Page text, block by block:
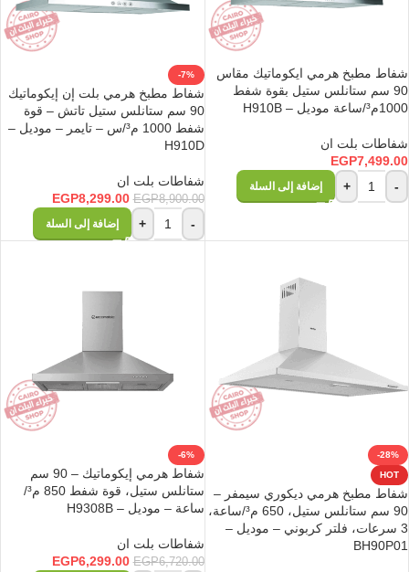
شفاط مطبخ هرمي ايكوماتيك مقاس
90 سم ستانلس ستيل بقوة شفط
1000م³/ساعة موديل – H910B
شفاطات بلت ان
EGP7,499.00
-
+ إضافة إلى السلة
-7%
شفاط مطبخ هرمي بلت إن إيكوماتيك
90 سم ستانلس ستيل تاتش – قوة
شفط 1000 م³/س – تايمر – موديل –
H910D
شفاطات بلت ان
EGP8,900.00
EGP8,299.00
-
+ إضافة إلى السلة
-28%
HOT
شفاط مطبخ هرمي ديكوري سيمفر –
90 سم ستانلس ستيل، 650 م³/ساعة،
3 سرعات، فلتر كربوني – موديل –
BH90P01
-6%
شفاط هرمي إيكوماتيك – 90 سم
ستانلس ستيل، قوة شفط 850 م³/
ساعة – موديل – H9308B
شفاطات بلت ان
EGP6,720.00
EGP6,299.00